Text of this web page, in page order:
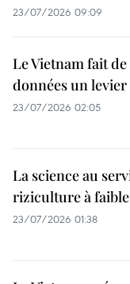
23/07/2026 09:09
Le Vietnam fait
données un
23/07/2026 02:05
La science au
riziculture à
23/07/2026 01:38